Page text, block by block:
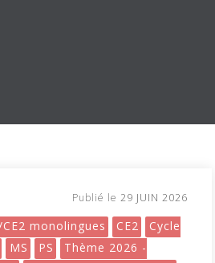
Publié le 29 JUIN 2026
CE2 monolingues CE2
Cycle
MS PS
Thème 2026 -